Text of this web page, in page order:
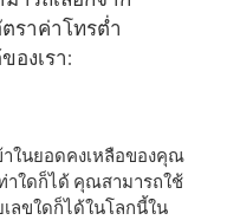
ราค่าโทรต่ำ
องเรา:
าในยอดคงเหลือของคุณ
าใดก็ได้ คุณสามารถใช้
ลขใดก็ได้ในโลกนี้ใน